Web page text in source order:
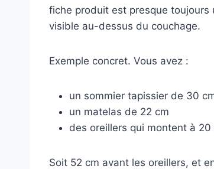
fiche produit est presque
visible au-dessus du couchage.
Exemple concret. Vous avez :
un sommier tapissier de 30
un matelas de 22 cm
des oreillers qui montent à
Soit 52 cm avant les oreillers, et